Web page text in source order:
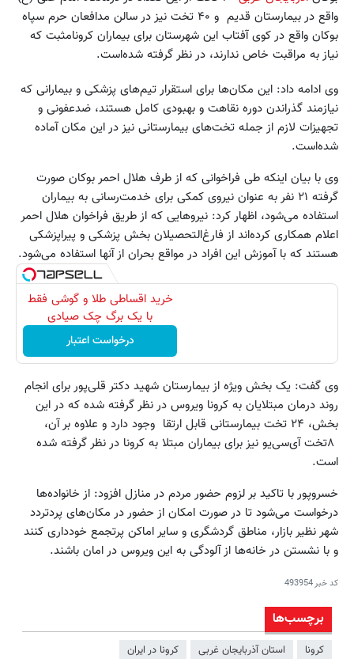
واقع در بیمارستان قدیم و ۴۰ تخت نیز در سالن مدافعان حرم سپاه
بوکان واقع در کوی آفتاب این شهرستان برای بیماران کرونامثبت که
نیاز به مراقبت خاص ندارند، در نظر گرفته شده‌است.
وی ادامه داد: این مکان‌ها برای استقرار تیم‌های پزشکی و بیمارانی که
نیازمند گذراندن دوره نقاهت و بهبودی کامل هستند، ضدعفونی و
تجهیزات لازم از جمله تخت‌های بیمارستانی نیز در این مکان آماده
شده‌است.
وی با بیان اینکه طی فراخوانی که از طرف هلال احمر بوکان صورت
گرفته ۲۱ نفر به عنوان نیروی کمکی برای خدمت‌رسانی به بیماران
استفاده می‌شود، اظهار کرد: نیروهایی که از طریق فراخوان هلال احمر
اعلام همکاری کرده‌اند از فارغ‌التحصیلان بخش پزشکی و پیراپزشکی
هستند که با آموزش این افراد در مواقع بحران از آنها استفاده می‌شود.
خرید اقساطی طلا و گوشی فقط
با یک برگ چک صیادی
درخواست اعتبار
وی گفت: یک بخش ویژه از بیمارستان شهید دکتر قلی‌پور برای انجام
روند درمان مبتلایان به کرونا ویروس در نظر گرفته شده‌ که در این
بخش، ۲۴ تخت بیمارستانی قابل ارتقا وجود دارد و علاوه بر آن،
۸تخت آی‌سی‌یو نیز برای بیماران مبتلا به کرونا در نظر گرفته شده
است.
خسروپور با تاکید بر لزوم حضور مردم در منازل افزود: از خانواده‌ها
درخواست می‌شود تا در صورت امکان از حضور در مکان‌های پردتردد
شهر نظیر بازار، مناطق گردشگری و سایر اماکن پرتجمع خودداری کنند
و با نشستن در خانه‌ها از آلودگی به این ویروس در امان باشند.
کد خبر493954
برچسب‌ها
کرونا استان آذربایجان غربی كرونا در ايران